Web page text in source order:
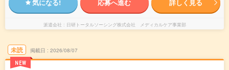
気になる! 応募へ進む 詳しく見る
派遣会社 日研トータルソーシング株式会社 メディカルケア事業部
未読
NEW
掲載日 2026/08/07